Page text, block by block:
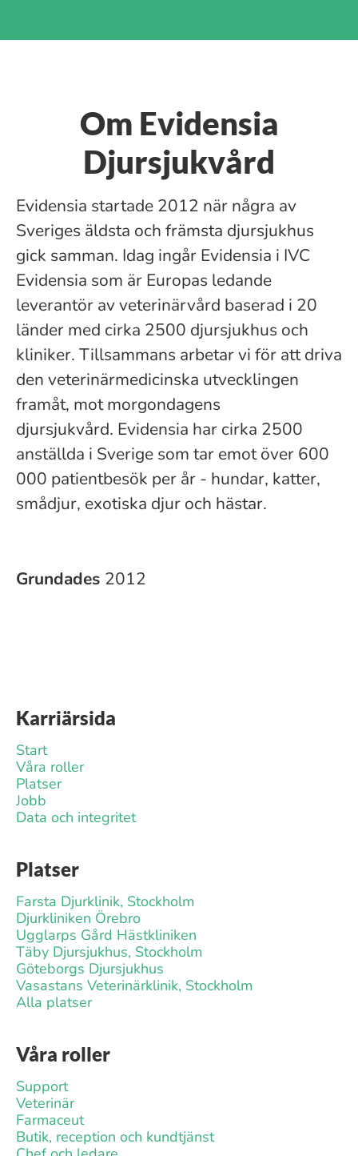
Om Evidensia
Djursjukvård
Evidensia startade 2012 när några av
Sveriges äldsta och främsta djursjukhus
gick samman. Idag ingår Evidensia i IVC
Evidensia som är Europas ledande
leverantör av veterinärvård baserad i 20
länder med cirka 2500 djursjukhus och
kliniker. Tillsammans arbetar vi för att driva
den veterinärmedicinska utvecklingen
framåt, mot morgondagens
djursjukvård. Evidensia har cirka 2500
anställda i Sverige som tar emot över 600
000 patientbesök per år - hundar, katter,
smådjur, exotiska djur och hästar.
Grundades 2012
Karriärsida
Start
Våra roller
Platser
Jobb
Data och integritet
Platser
Farsta Djurklinik, Stockholm
Djurkliniken Örebro
Ugglarps Gård Hästkliniken
Täby Djursjukhus, Stockholm
Göteborgs Djursjukhus
Vasastans Veterinärklinik, Stockholm
Alla platser
Våra roller
Support
Veterinär
Farmaceut
Butik, reception och kundtjänst